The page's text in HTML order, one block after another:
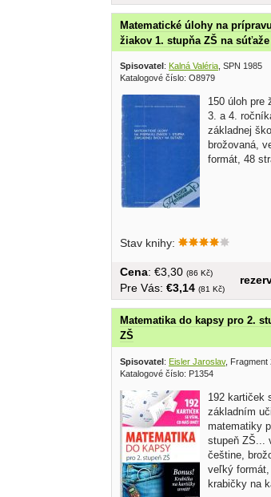
Matematické úlohy na prípravu
žiakov 1. stupňa ZŠ na súťaže
Spisovatel : Kalná Valéria , SPN 1985
Katalogové číslo: O8979
150 úloh pre
3. a 4.
základnej
brožovaná,
formát, 48
Stav knihy:
Cena: €3,30 (86 Kč)
Pre Vás: €3,14 (81 Kč)
Matematika do kapsy pro 2.
ZŠ
Spisovatel: Eisler Jaroslav, Fragment
Katalogové číslo: P1354
192 kartiček
základním
matematiky
stupeň ZŠ...
češtine,
veľký formát,
krabičky na